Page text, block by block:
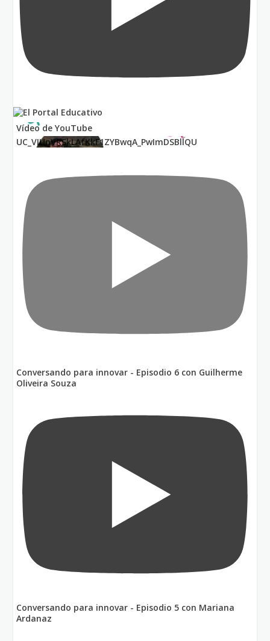
Vídeo de YouTube
UC_VIUnVRSkLAfKkF1ZYBwqA_PwImDSBllQU
Conversando para innovar - Episodio 6 con Guilherme
Oliveira Souza
Conversando para innovar - Episodio 5 con Mariana
Ardanaz